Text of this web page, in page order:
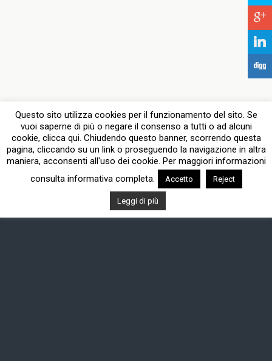
Questo sito utilizza cookies per il funzionamento del sito. Se
vuoi saperne di più o negare il consenso a tutti o ad alcuni
cookie, clicca qui. Chiudendo questo banner, scorrendo questa
pagina, cliccando su un link o proseguendo la navigazione in altra
maniera, acconsenti all'uso dei cookie. Per maggiori informazioni
consulta informativa completa.
Accetto Reject
Leggi di più
c
j
F